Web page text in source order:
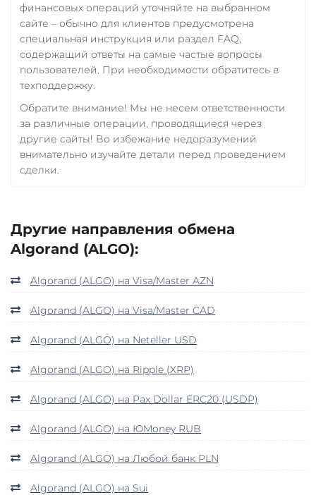
финансовых операций уточняйте на выбранном
сайте – обычно для клиентов предусмотрена
специальная инструкция или раздел FAQ,
содержащий ответы на самые частые вопросы
пользователей. При необходимости обратитесь в
техподдержку.
Обратите внимание! Мы не несем ответственности
за различные операции, проводящиеся через
другие сайты! Во избежание недоразумений
внимательно изучайте детали перед проведением
сделки.
Другие направления обмена
Algorand (ALGO):
Algorand (ALGO) на Visa/Master AZN
Algorand (ALGO) на Visa/Master CAD
Algorand (ALGO) на Neteller USD
Algorand (ALGO) на Ripple (XRP)
Algorand (ALGO) на Pax Dollar ERC20 (USDP)
Algorand (ALGO) на ЮMoney RUB
Algorand (ALGO) на Любой банк PLN
Algorand (ALGO) на Sui